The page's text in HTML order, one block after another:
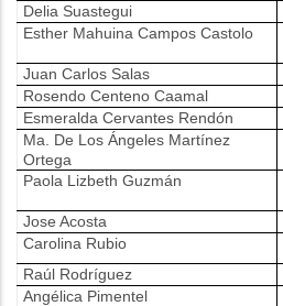
Delia Suastegui
Esther Mahuina Campos Castolo
Juan Carlos Salas
Rosendo Centeno Caamal
Esmeralda Cervantes Rendón
Ma. De Los Ángeles Martínez
Ortega
Paola Lizbeth Guzmán
Jose Acosta
Carolina Rubio
Raúl Rodríguez
Angélica Pimentel